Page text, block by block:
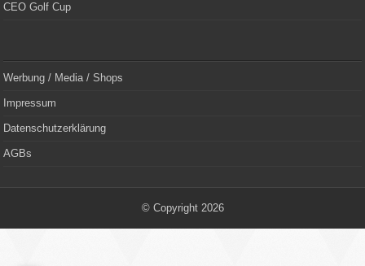
CEO Golf Cup
Werbung / Media / Shops
Impressum
Datenschutzerklärung
AGBs
© Copyright 2026